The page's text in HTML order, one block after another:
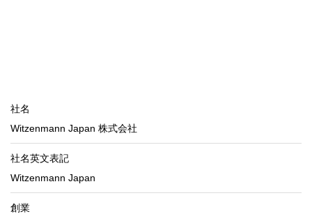
社名
Witzenmann Japan 株式会社
社名英文表記
Witzenmann Japan
創業